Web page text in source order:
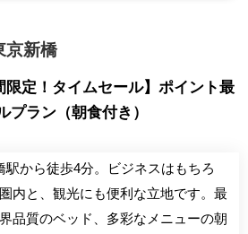
京新橋
限定！タイムセール】ポイント最
プラン（朝食付き）
駅から徒歩4分。ビジネスはもちろ
内と、観光にも便利な立地です。最
品質のベッド、多彩なメニューの朝